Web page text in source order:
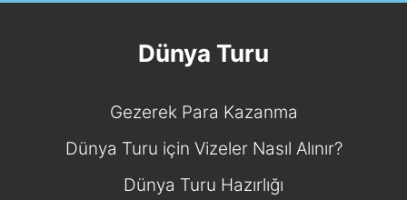
Dünya Turu
Gezerek Para Kazanma
Dünya Turu için Vizeler Nasıl Alınır?
Dünya Turu Hazırlığı